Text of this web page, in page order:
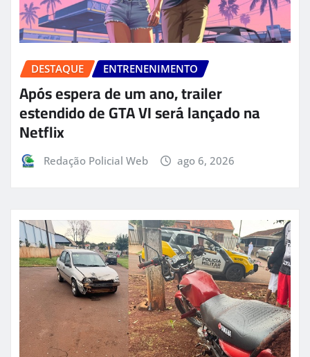
DESTAQUE ENTRENENIMENTO
Após espera de um ano, trailer
estendido de GTA VI será lançado na
Netflix
Redação Policial Web ago 6, 2026